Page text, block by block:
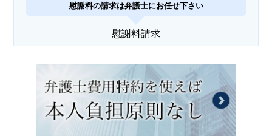
慰謝料の請求は弁護士にお任せ下さい
慰謝料請求